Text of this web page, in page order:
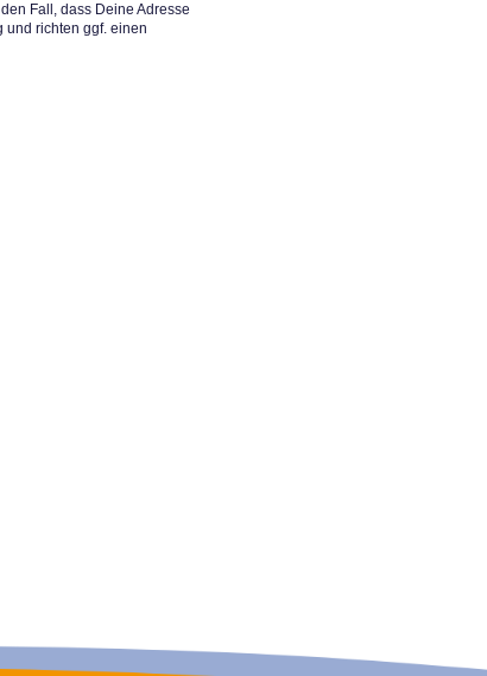
Fall, dass Deine Adresse
und richten ggf. einen